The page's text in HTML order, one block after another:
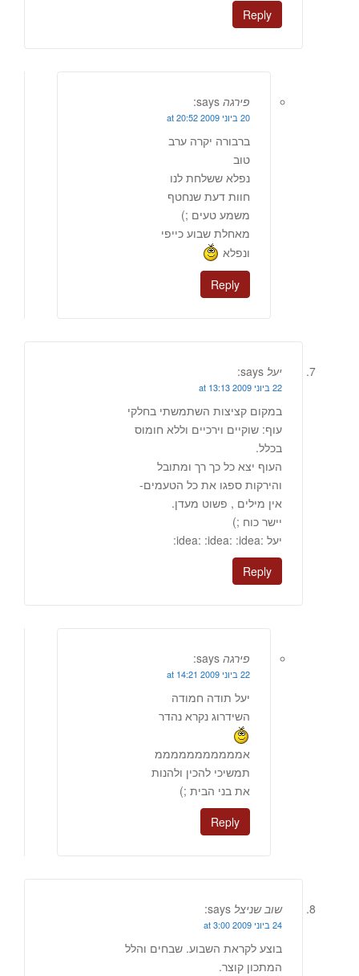
Reply
פירגה says:
20 ביוני 2009 at 20:52
ברבורה יקרה ערב
טוב
נפלא ששלחת לנו
חוות דעת שנחטף
משמע טעים ;)
מאחלת שבוע כייפי
ונפלא
Reply
יעל says:
22 ביוני 2009 at 13:13
במקום קציצות השתמשתי בחלקי
עוף: שוקיים וירכיים וללא חומוס
בכלל.
העוף יצא כל כך רך ומתובל
והירקות ספגו את כל הטעמים-
אין מילים , פשוט מעדן.
יישר כוח ;)
יעל :idea: :idea: :idea:
Reply
פירגה says:
22 ביוני 2009 at 14:21
יעל תודה חמודה
השידרוג נקרא נהדר
אמממממממממממ
תמשיכי להכין ולהנות
את בני הבית ;)
Reply
שוב שניצל says:
24 ביוני 2009 at 3:00
בוצע לקראת השבוע. שבחים והלל
המתכון קוצר.